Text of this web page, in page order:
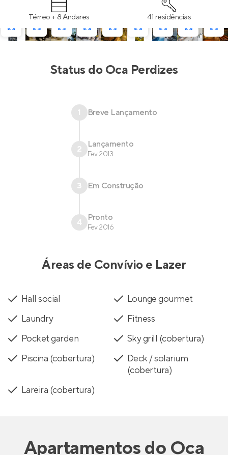
Térreo + 8 Andares 41 residências
Status doOca Perdizes
1 Breve Lançamento
2 Lançamento
Fev 2013
3 Em Construção
4 Pronto
Fev 2016
Áreas de Convívio e Lazer
Hall social
Lounge gourmet
Laundry
Fitness
Pocket garden
Sky grill (cobertura)
Piscina (cobertura)
Deck / solarium
(cobertura)
Lareira (cobertura)
Apartamentosdo Oca